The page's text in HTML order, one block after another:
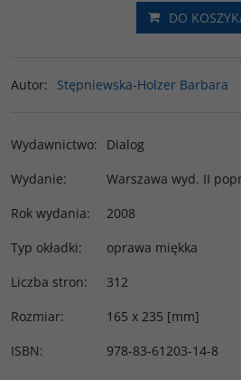
DO
Autor: Stępniewska-Holzer Barbara
Wydawnictwo:
Dialog
Wydanie:
Warszawa wyd. II
Rok wydania:
2008
Typ okładki:
oprawa miękka
Liczba stron:
312
Rozmiar:
165 x 235 [mm]
ISBN: 978-83-61203-14-8